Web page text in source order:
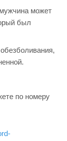
мужчина может
был
по номеру